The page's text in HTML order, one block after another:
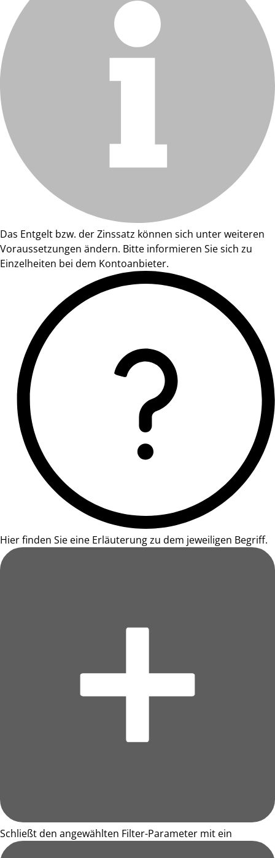
Das Entgelt bzw. der Zinssatz können sich unter weiteren
Voraussetzungen ändern. Bitte informieren Sie sich zu
Einzelheiten bei dem Kontoanbieter.
Hier finden Sie eine Erläuterung zu dem jeweiligen Begriff.
Schließt den angewählten Filter-Parameter mit ein